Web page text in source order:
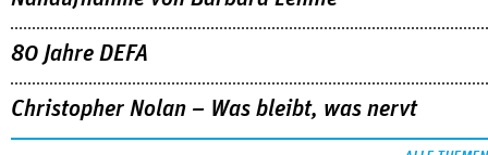
80 Jahre DEFA
Christopher Nolan – Was bleibt, was nervt